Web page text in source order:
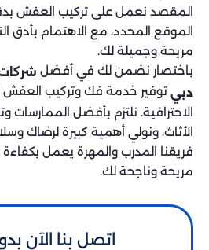
المقصد نعمل على تركيب العفش
الموقع المحدد، مع الاهتمام بأدق
مريحة وجميلة لك.
باختصار نضمن لك في أفضل
دبي توفير خدمة فك وتركيب
الاحترافية. نلتزم بأفضل الممارسات
الأثاث، ونولي أهمية كبيرة لرضاك
فريقنا المدرب والمهرة يعمل
مريحة وناجحة لك.
اتصل بنا الآن